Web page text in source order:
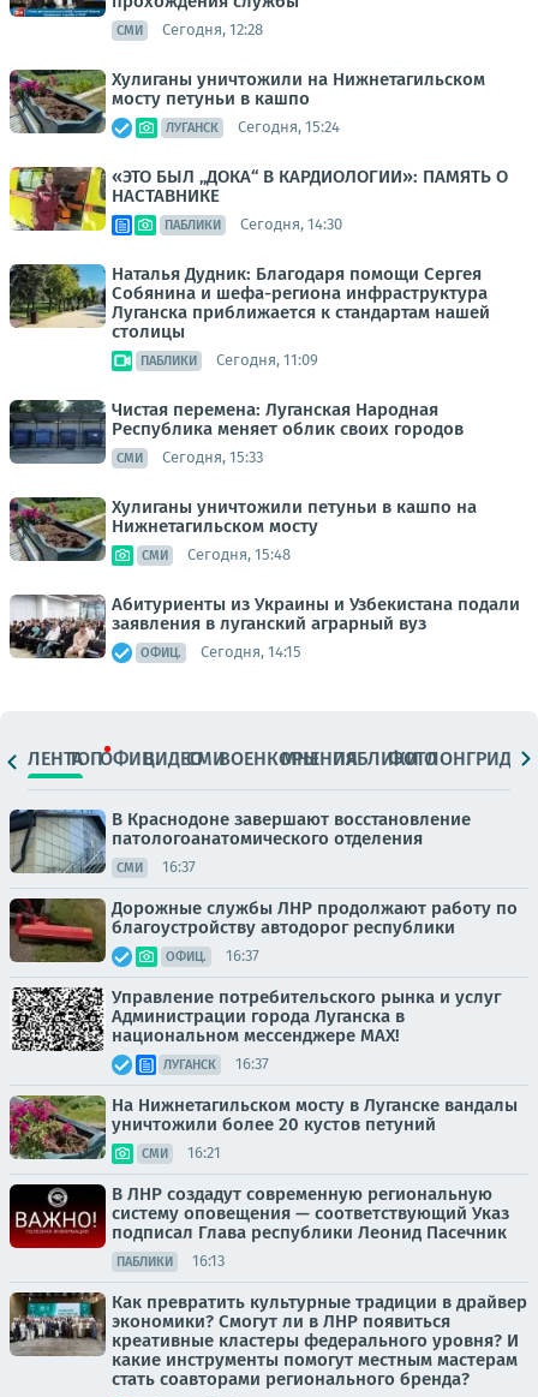
СМИ Сегодня, 12:28
Хулиганы уничтожили на Нижнетагильском
мосту петуньи в кашпо
ЛУГАНСК Сегодня, 15:24
«ЭТО БЫЛ „ДОКА“ В КАРДИОЛОГИИ»: ПАМЯТЬ О
НАСТАВНИКЕ
ПАБЛИКИ Сегодня, 14:30
Наталья Дудник: Благодаря помощи Сергея
Собянина и шефа-региона инфраструктура
Луганска приближается к стандартам нашей
столицы
ПАБЛИКИ Сегодня, 11:09
Чистая перемена: Луганская Народная
Республика меняет облик своих городов
СМИ Сегодня, 15:33
Хулиганы уничтожили петуньи в кашпо на
Нижнетагильском мосту
СМИ Сегодня, 15:48
Абитуриенты из Украины и Узбекистана подали
заявления в луганский аграрный вуз
ОФИЦ. Сегодня, 14:15
ЛЕНТАТОПОФИЦ.ВИДЕОСМИВОЕНКОРЫМНЕНИЯПАБЛИКИ
ФОТОЛОНГРИДЫ
В Краснодоне завершают восстановление
патологоанатомического отделения
СМИ 16:37
Дорожные службы ЛНР продолжают работу по
благоустройству автодорог республики
ОФИЦ. 16:37
Управление потребительского рынка и услуг
Администрации города Луганска в
национальном мессенджере MАХ!
ЛУГАНСК 16:37
На Нижнетагильском мосту в Луганске вандалы
уничтожили более 20 кустов петуний
СМИ 16:21
В ЛНР создадут современную региональную
систему оповещения — соответствующий Указ
подписал Глава республики Леонид Пасечник
ПАБЛИКИ 16:13
Как превратить культурные традиции в драйвер
экономики? Смогут ли в ЛНР появиться
креативные кластеры федерального уровня? И
какие инструменты помогут местным мастерам
стать соавторами регионального бренда?